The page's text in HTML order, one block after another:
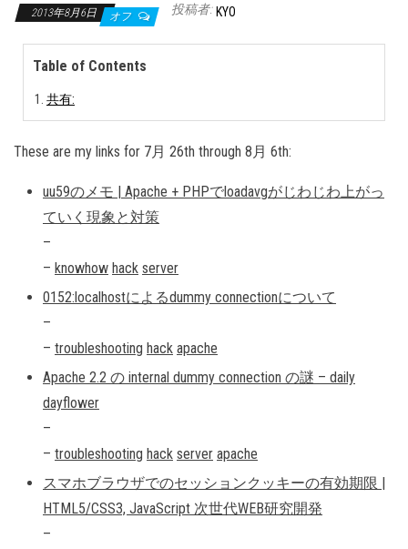
2013年8月6日 オフ 投稿者: KYO
Table of Contents
共有:
These are my links for 7月 26th through 8月 6th:
uu59のメモ | Apache + PHPでloadavgがじわじわ上がっ
ていく現象と対策
–
– knowhow hack server
0152:localhostによるdummy connectionについて
–
– troubleshooting hack apache
Apache 2.2 の internal dummy connection の謎 – daily
dayflower
–
– troubleshooting hack server apache
スマホブラウザでのセッションクッキーの有効期限 |
HTML5/CSS3, JavaScript 次世代WEB研究開発
–